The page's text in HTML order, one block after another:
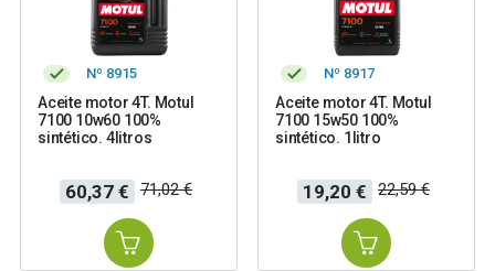
Nº 8915
Aceite motor 4T. Motul
7100 10w60 100%
sintético. 4litros
Precio
60,37 €
Precio
base
71,02 €
Nº 8917
Aceite motor 4T. Motul
7100 15w50 100%
sintético. 1litro
Precio
19,20 €
Precio
base
22,59 €